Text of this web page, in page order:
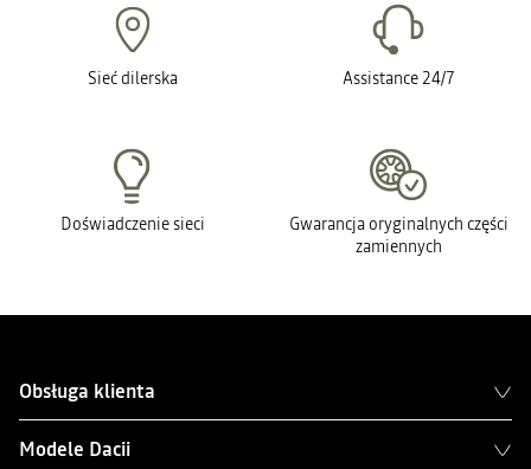
Sieć dilerska Assistance 24/7
Doświadczenie sieci
Gwarancja oryginalnych części
zamiennych
Obsługa klienta
Modele Dacii